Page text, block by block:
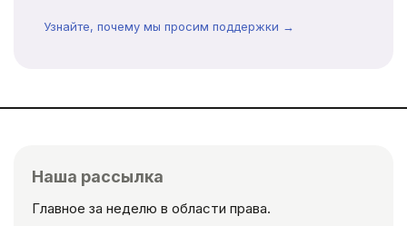
Узнайте, почему мы просим поддержки →
Наша рассылка
Главное за неделю в области права.